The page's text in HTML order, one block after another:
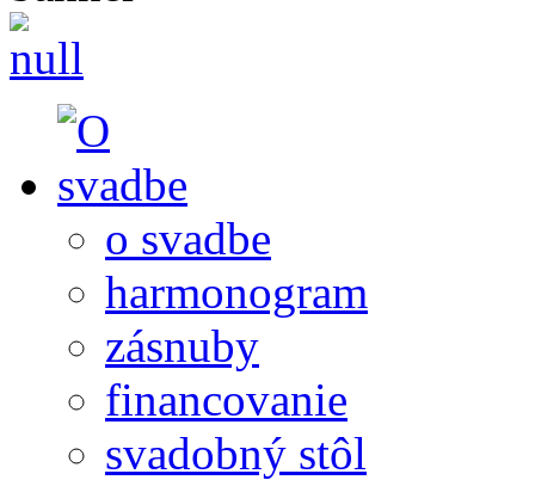
o svadbe
harmonogram
zásnuby
financovanie
svadobný stôl